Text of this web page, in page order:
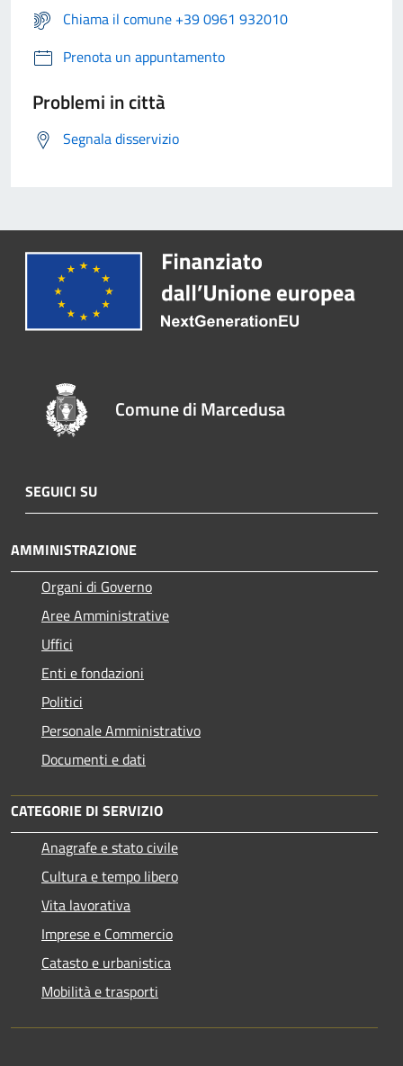
Chiama il comune +39 0961 932010
Prenota un appuntamento
Problemi in città
Segnala disservizio
Comune di Marcedusa
SEGUICI SU
AMMINISTRAZIONE
Organi di Governo
Aree Amministrative
Uffici
Enti e fondazioni
Politici
Personale Amministrativo
Documenti e dati
CATEGORIE DI SERVIZIO
Anagrafe e stato civile
Cultura e tempo libero
Vita lavorativa
Imprese e Commercio
Catasto e urbanistica
Mobilità e trasporti